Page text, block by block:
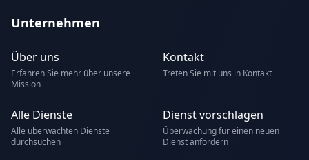
Unternehmen
Über uns
Erfahren Sie mehr über unsere
Mission
Kontakt
Treten Sie mit uns in Kontakt
Alle Dienste
Alle überwachten Dienste
durchsuchen
Dienst vorschlagen
Überwachung für einen neuen
Dienst anfordern